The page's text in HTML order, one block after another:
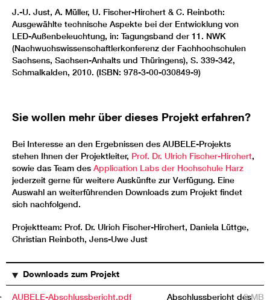
J.-U. Just, A. Müller, U. Fischer-Hirchert & C. Reinboth:
Ausgewählte technische Aspekte bei der Entwicklung von
LED-Außenbeleuchtung, in: Tagungsband der 11. NWK
(Nachwuchswissenschaftlerkonferenz der Fachhochschulen
Sachsens, Sachsen-Anhalts und Thüringens), S. 339-342,
Schmalkalden, 2010. (ISBN: 978-3-00-030849-9)
Sie wollen mehr über dieses Projekt erfahren?
Bei Interesse an den Ergebnissen des AUBELE-Projekts
stehen Ihnen der Projektleiter, Prof. Dr. Ulrich Fischer-Hirchert,
sowie das Team des Application Labs der Hochschule Harz
jederzeit gerne für weitere Auskünfte zur Verfügung. Eine
Auswahl an weiterführenden Downloads zum Projekt findet
sich nachfolgend.
Projektteam: Prof. Dr. Ulrich Fischer-Hirchert, Daniela Lüttge,
Christian Reinboth, Jens-Uwe Just
Downloads zum Projekt
AUBELE-Abschlussbericht.pdf Abschlussbericht des2 MB